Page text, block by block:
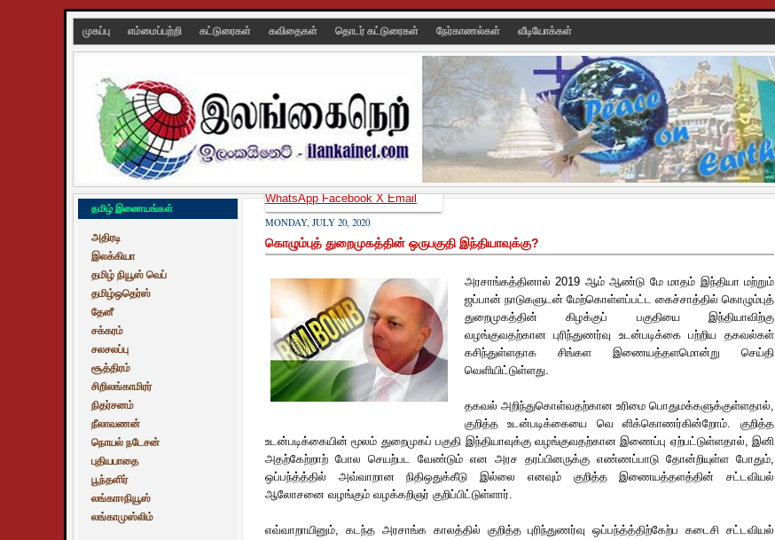
முகப்பு எம்மைப்பற்றி கட்டுரைகள் கவிதைகள் தொடர் கட்டுரைகள் நேர்காணல்கள் வீடியோக்கள்
தமிழ் இணையங்கள்
அதிரடி
இலக்கியா
தமிழ் நியூஸ் வெப்
தமிழ்ஒதெர்ஸ்
தேனீ
சக்கரம்
சலசலப்பு
சூத்திரம்
சிறிலங்காமிரர்
நிதர்சனம்
நீலாவணன்
நொயல் நடேசன்
புதியபாதை
பூந்தளிர்
லங்காஈநியூஸ்
லங்காமுஸ்லிம்
MONDAY, JULY 20, 2020
கொழும்புத் துறைமுகத்தின் ஒருபகுதி இந்தியாவுக்கு?
அரசாங்கத்தினால் 2019 ஆம் ஆண்டு மே மாதம் இந்தியா மற்றும்
ஜப்பான் நாடுகளுடன் மேற்கொள்ளப்பட்ட கைச்சாத்தில் கொழும்புத்
துறைமுகத்தின் கிழக்குப் பகுதியை இந்தியாவிற்கு
வழங்குவதற்கான புரிந்துணர்வு உடன்படிக்கை பற்றிய தகவல்கள்
கசிந்துள்ளதாக சிங்கள இணையத்தளமொன்று செய்தி
வெளியிட்டுள்ளது.
தகவல் அறிந்துகொள்வதற்கான உரிமை பொதுமக்களுக்குள்ளதால்,
குறித்த உடன்படிக்கையை வெ ளிக்கொணர்கின்றோம். குறித்த
உடன்படிக்கையின் மூலம் துறைமுகப் பகுதி இந்தியாவுக்குவழங்குவதற்கான இணைப்பு ஏற்பட்டுள்ளதால், இனி
அதற்கேற்றாற் போல செயற்பட வேண்டும் என அரச தரப்பினருக்கு எண்ணப்பாடு தோன்றியுள்ள போதும்,
ஒப்பந்த்த்தில் அவ்வாறான நிதிஒதுக்கீடு இல்லை எனவும் குறித்த இணையத்தளத்தின் சட்டவியல்
ஆலோசனை வழங்கும் வழக்கறிஞர் குறிப்பிட்டுள்ளார்.
எவ்வாறாயினும், கடந்த அரசாங்க காலத்தில் குறித்த புரிந்துணர்வு ஒப்பந்த்த்திற்கேற்ப கடைசி சட்டவியல்
WhatsAppFacebookXEmail